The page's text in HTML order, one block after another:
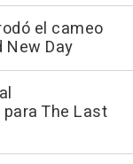
el cameo
New Day
The Last